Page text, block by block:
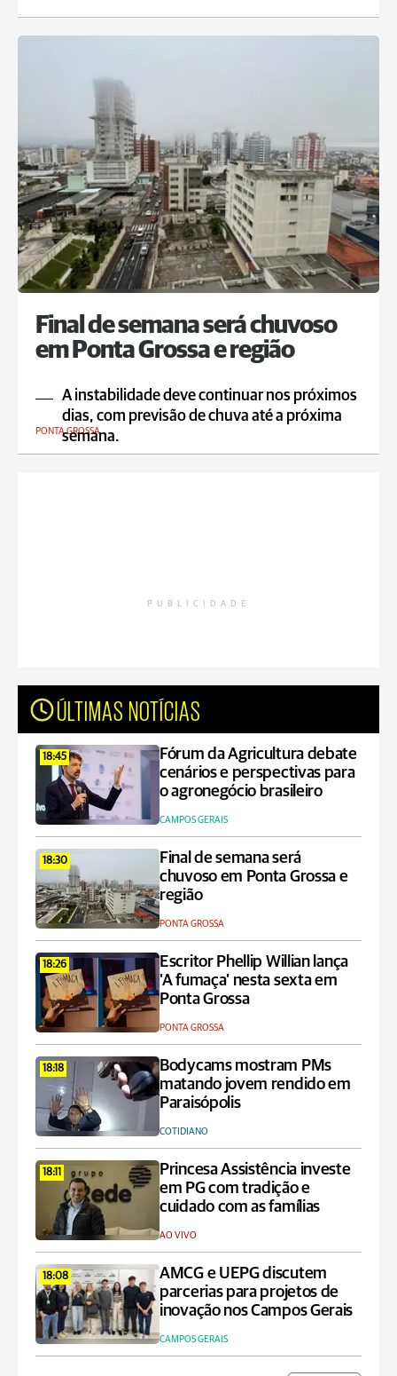
Final de semana será chuvoso
em Ponta Grossa e região
A instabilidade deve continuar nos próximos
dias, com previsão de chuva até a próxima
semana.
PONTA GROSSA
PUBLICIDADE
ÚLTIMAS NOTÍCIAS
18:45
Fórum da Agricultura debate
cenários e perspectivas para
o agronegócio brasileiro
CAMPOS GERAIS
18:30
Final de semana será
chuvoso em Ponta Grossa e
região
PONTA GROSSA
18:26
Escritor Phellip Willian lança
'A fumaça' nesta sexta em
Ponta Grossa
PONTA GROSSA
18:18
Bodycams mostram PMs
matando jovem rendido em
Paraisópolis
COTIDIANO
18:11
Princesa Assistência investe
em PG com tradição e
cuidado com as famílias
AO VIVO
18:08
AMCG e UEPG discutem
parcerias para projetos de
inovação nos Campos Gerais
CAMPOS GERAIS